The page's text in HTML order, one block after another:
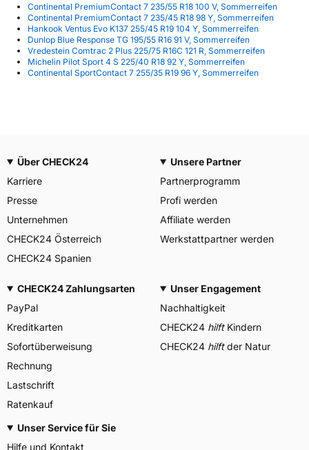
Continental PremiumContact 7 235/55 R18 100 V, Sommerreifen
Continental PremiumContact 7 235/45 R18 98 Y, Sommerreifen
Hankook Ventus Evo K137 255/45 R19 104 Y, Sommerreifen
Dunlop Blue Response TG 195/55 R16 91 V, Sommerreifen
Vredestein Comtrac 2 Plus 225/75 R16C 121 R, Sommerreifen
Michelin Pilot Sport 4 S 225/40 R18 92 Y, Sommerreifen
Continental SportContact 7 255/35 R19 96 Y, Sommerreifen
Über CHECK24
Karriere
Presse
Unternehmen
CHECK24 Österreich
CHECK24 Spanien
Unsere Partner
Partnerprogramm
Profi werden
Affiliate werden
Werkstattpartner werden
CHECK24 Zahlungsarten
PayPal
Kreditkarten
Sofortüberweisung
Rechnung
Lastschrift
Ratenkauf
Unser Engagement
Nachhaltigkeit
CHECK24 hilftKindern
CHECK24 hilftder Natur
Unser Service für Sie
Hilfe und Kontakt